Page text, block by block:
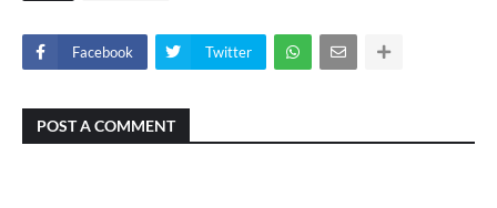
Facebook Twitter
POST A COMMENT